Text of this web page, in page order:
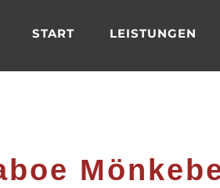
START LEISTUNGEN